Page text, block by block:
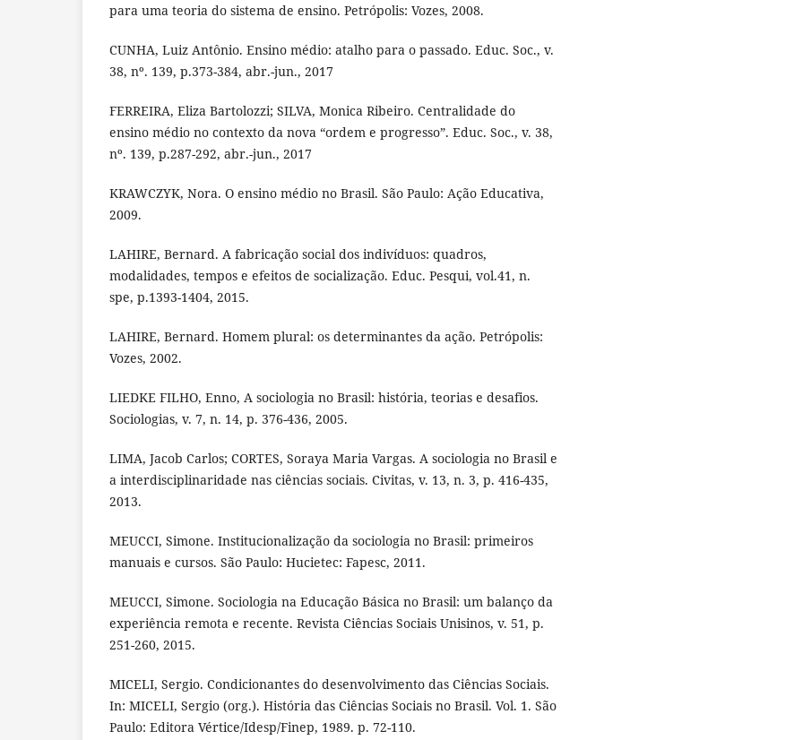
para uma teoria do sistema de ensino. Petrópolis: Vozes, 2008.
CUNHA, Luiz Antônio. Ensino médio: atalho para o passado. Educ. Soc., v.
38, nº. 139, p.373-384, abr.-jun., 2017
FERREIRA, Eliza Bartolozzi; SILVA, Monica Ribeiro. Centralidade do
ensino médio no contexto da nova “ordem e progresso”. Educ. Soc., v. 38,
nº. 139, p.287-292, abr.-jun., 2017
KRAWCZYK, Nora. O ensino médio no Brasil. São Paulo: Ação Educativa,
2009.
LAHIRE, Bernard. A fabricação social dos indivíduos: quadros,
modalidades, tempos e efeitos de socialização. Educ. Pesqui, vol.41, n.
spe, p.1393-1404, 2015.
LAHIRE, Bernard. Homem plural: os determinantes da ação. Petrópolis:
Vozes, 2002.
LIEDKE FILHO, Enno, A sociologia no Brasil: história, teorias e desafios.
Sociologias, v. 7, n. 14, p. 376-436, 2005.
LIMA, Jacob Carlos; CORTES, Soraya Maria Vargas. A sociologia no Brasil e
a interdisciplinaridade nas ciências sociais. Civitas, v. 13, n. 3, p. 416-435,
2013.
MEUCCI, Simone. Institucionalização da sociologia no Brasil: primeiros
manuais e cursos. São Paulo: Hucietec: Fapesc, 2011.
MEUCCI, Simone. Sociologia na Educação Básica no Brasil: um balanço da
experiência remota e recente. Revista Ciências Sociais Unisinos, v. 51, p.
251-260, 2015.
MICELI, Sergio. Condicionantes do desenvolvimento das Ciências Sociais.
In: MICELI, Sergio (org.). História das Ciências Sociais no Brasil. Vol. 1. São
Paulo: Editora Vértice/Idesp/Finep, 1989. p. 72-110.